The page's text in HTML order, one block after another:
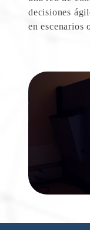
decisiones
en escenarios